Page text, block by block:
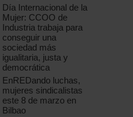
Día Internacional de la
Mujer: CCOO de
Industria trabaja para
conseguir una
sociedad más
igualitaria, justa y
democrática
EnREDando luchas,
mujeres sindicalistas
este 8 de marzo en
Bilbao